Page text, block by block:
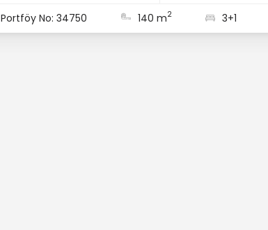
Portföy No: 34750 140 m2 3+1